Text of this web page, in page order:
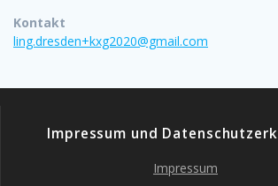
Kontakt
ling.dresden+kxg2020@gmail.com
Impressum und
Impressum